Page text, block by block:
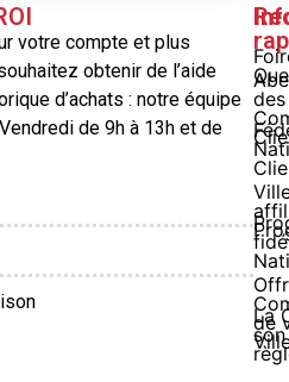
votre compte et plus
obtenir de l’aide
d’achats : notre équipe
de 9h à 13h et de
La
son
des
de